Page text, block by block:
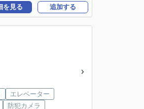
を見る 追加する
エレベーター
防犯カメラ